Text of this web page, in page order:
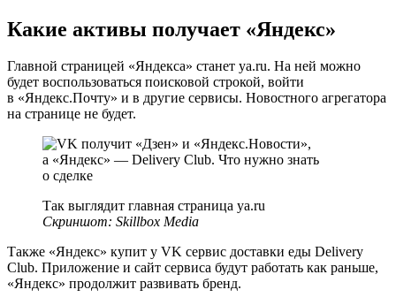
Какие активы получает «Яндекс»
Главной страницей «Яндекса» станет ya.ru. На ней можно
будет воспользоваться поисковой строкой, войти
в «Яндекс.Почту» и в другие сервисы. Новостного агрегатора
на странице не будет.
Так выглядит главная страница ya.ru
Скриншот: Skillbox Media
Также «Яндекс» купит у VK сервис доставки еды Delivery
Club. Приложение и сайт сервиса будут работать как раньше,
«Яндекс» продолжит развивать бренд.